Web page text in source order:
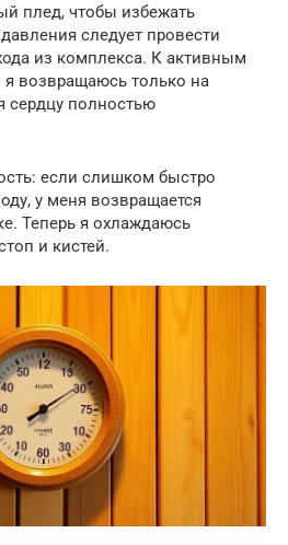
плед, чтобы избежать
следует провести
из комплекса. К активным
возвращаюсь только на
сердцу полностью
если слишком быстро
у меня возвращается
Теперь я охлаждаюсь
и кистей.